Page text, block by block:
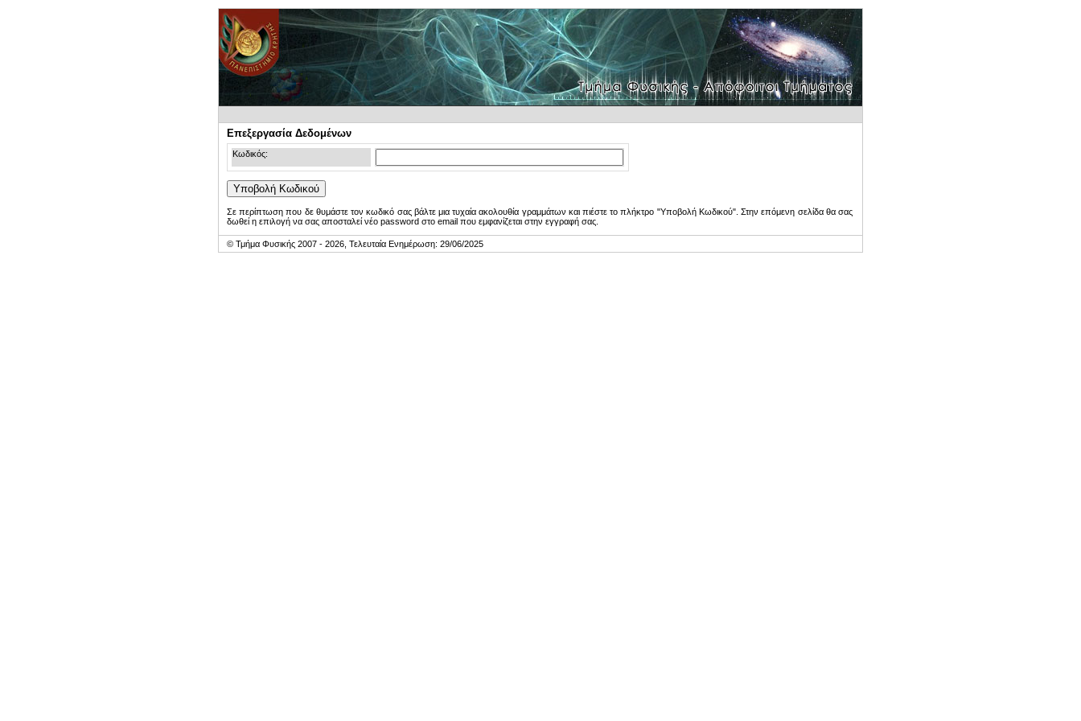
Επεξεργασία Δεδομένων
Κωδικός:
Σε περίπτωση που δε θυμάστε τον κωδικό σας βάλτε μια τυχαία ακολουθία γραμμάτων και πιέστε το πλήκτρο "Υποβολή Κωδικού". Στην επόμενη σελίδα θα σας
δωθεί η επιλογή να σας αποσταλεί νέο password στο email που εμφανίζεται στην εγγραφή σας.
© Τμήμα Φυσικής 2007 - 2026, Τελευταία Ενημέρωση: 29/06/2025